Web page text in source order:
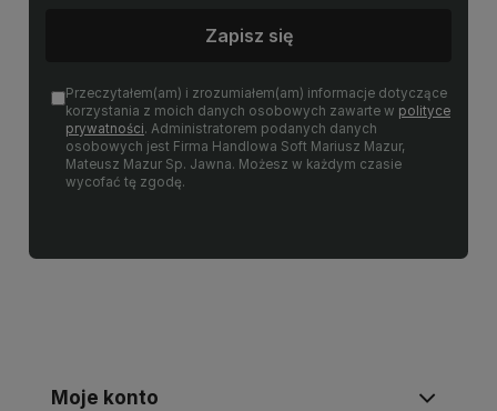
Zapisz się
Przeczytałem(am) i zrozumiałem(am) informacje dotyczące
korzystania z moich danych osobowych zawarte w polityce
prywatności. Administratorem podanych danych
osobowych jest Firma Handlowa Soft Mariusz Mazur,
Mateusz Mazur Sp. Jawna. Możesz w każdym czasie
wycofać tę zgodę.
Moje konto